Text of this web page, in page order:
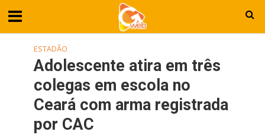
ESTADÃO
Adolescente atira em três
colegas em escola no
Ceará com arma registrada
por CAC